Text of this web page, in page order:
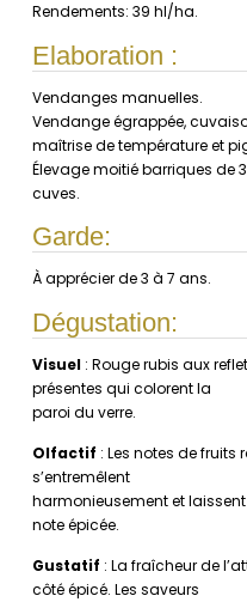
Rendements: 39 hl/ha.
Elaboration :
Vendanges manuelles.
Vendange égrappée,
maîtrise de température et
Élevage moitié barriques de
cuves.
Garde:
À apprécier de 3 à 7 ans.
Dégustation:
Visuel : Rouge rubis aux
présentes qui colorent la
paroi du verre.
Olfactif : Les notes de
s’entremêlent
harmonieusement et
note épicée.
Gustatif : La fraîcheur de
côté épicé. Les saveurs